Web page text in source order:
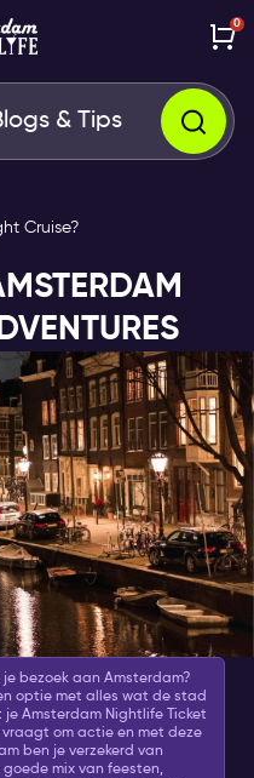
0
Cruise?
bezoek aan Amsterdam?
optie met alles wat de stad
Amsterdam Nightlife Ticket
om actie en met deze
ben je verzekerd van
mix van feesten,